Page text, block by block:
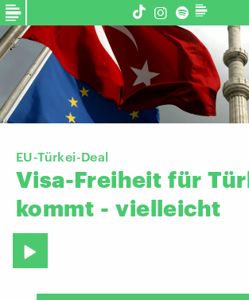
​EU-Türkei-Deal
Visa-Freiheit für
kommt - vielleicht